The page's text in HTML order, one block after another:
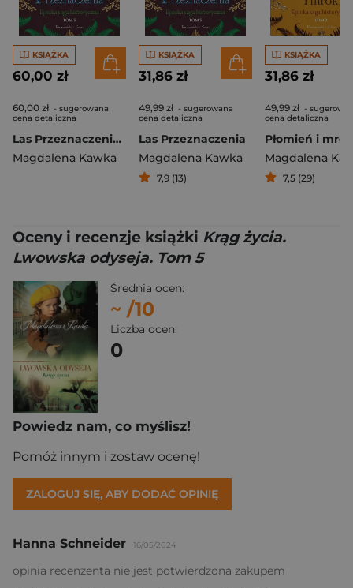
KSIĄŻKA
60,00 zł
60,00 zł - sugerowana
cena detaliczna
Las Przeznaczenia. Duże litery
Magdalena Kawka
KSIĄŻKA
31,86 zł
49,99 zł - sugerowana
cena detaliczna
Las Przeznaczenia
Magdalena Kawka
7,9 (13)
KSIĄŻKA
31,86 zł
49,99 zł -
cena detaliczna
Płomień i mrok
Magdalena
7,5 (29)
Oceny i recenzje książki Krąg życia.
Lwowska odyseja. Tom 5
Średnia ocen:
~ /10
Liczba ocen:
0
Powiedz nam, co myślisz!
Pomóż innym i zostaw ocenę!
ZALOGUJ SIĘ, ABY DODAĆ OPINIĘ
Hanna Schneider 16/05/2024
opinia recenzenta nie jest potwierdzona zakupem